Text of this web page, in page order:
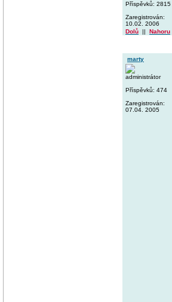
Příspěvků: 2815
Zaregistrován:
10.02. 2006
Dolů || Nahoru
marty
administrátor
Příspěvků: 474
Zaregistrován:
07.04. 2005